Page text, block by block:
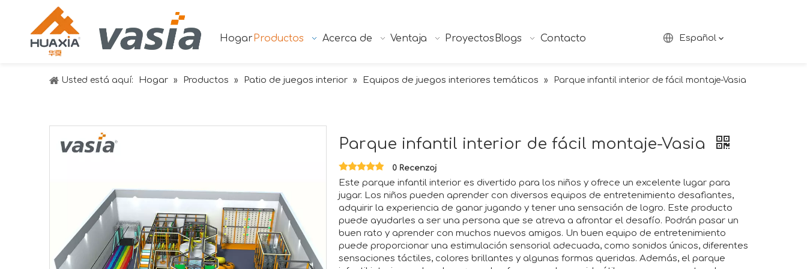
Hogar Productos Acerca de Ventaja Proyectos Blogs Contacto Español
Usted está aquí: Hogar » Productos » Patio de juegos interior » Equipos de juegos interiores temáticos » Parque infantil interior de fácil montaje-Vasia
Parque infantil interior de fácil montaje-Vasia
0 Recenzoj
Este parque infantil interior es divertido para los niños y ofrece un excelente lugar para
jugar. Los niños pueden aprender con diversos equipos de entretenimiento desafiantes,
adquirir la experiencia de ganar jugando y tener una sensación de logro. Este producto
puede ayudarles a ser una persona que se atreva a afrontar el desafío. Podrán pasar un
buen rato y aprender con muchos nuevos amigos. Un buen equipo de entretenimiento
puede proporcionar una estimulación sensorial adecuada, como sonidos únicos, diferentes
sensaciones táctiles, colores brillantes y algunas formas queridas. Además, el parque